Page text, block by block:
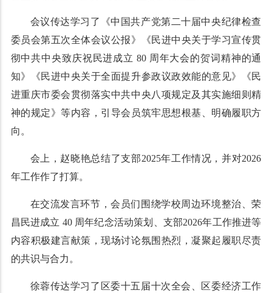
会议传达学习了《中国共产党第二十届中央纪律检查
委员会第五次全体会议公报》《民进中央关于学习宣传贯
彻中共中央致庆祝民进成立 80 周年大会的贺词精神的通
知》《民进中央关于全面提升参政议政效能的意见》《民
进重庆市委会贯彻落实中共中央八项规定及其实施细则精
神的规定》等内容，引导会员筑牢思想根基、明确履职方
向。
会上，赵晓艳总结了支部2025年工作情况，并对2026
年工作作了打算。
在交流发言环节，会员们围绕学校周边环境整治、荣
昌民进成立 40 周年纪念活动策划、支部2026年工作推进等
内容积极建言献策，现场讨论氛围热烈，凝聚起履职尽责
的共识与合力。
徐蓉传达学习了区委十五届十次全会、区委经济工作